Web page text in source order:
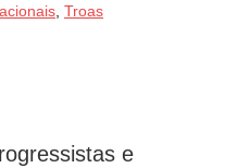
Troas
e